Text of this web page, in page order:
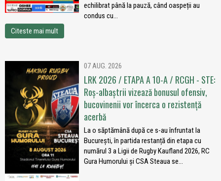
echilibrat până la pauză, când oaspeții au
condus cu...
Citeste mai mult
07 AUG. 2026
LRK 2026 / ETAPA A 10-A / RCGH - STE:
Roș-albaștrii vizează bonusul ofensiv,
bucovinenii vor încerca o rezistență
acerbă
La o săptămână după ce s-au înfruntat la
București, în partida restanță din etapa cu
numărul 3 a Ligii de Rugby Kaufland 2026, RC
Gura Humorului și CSA Steaua se...